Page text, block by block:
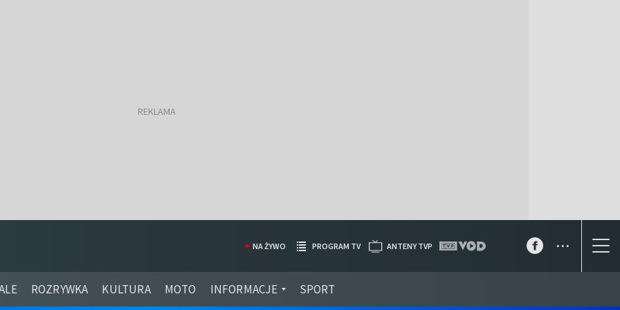
ROZRYWKA KULTURA MOTO INFORMACJE SPORT
NA ŻYWO PROGRAM TV ANTENY TVP ...